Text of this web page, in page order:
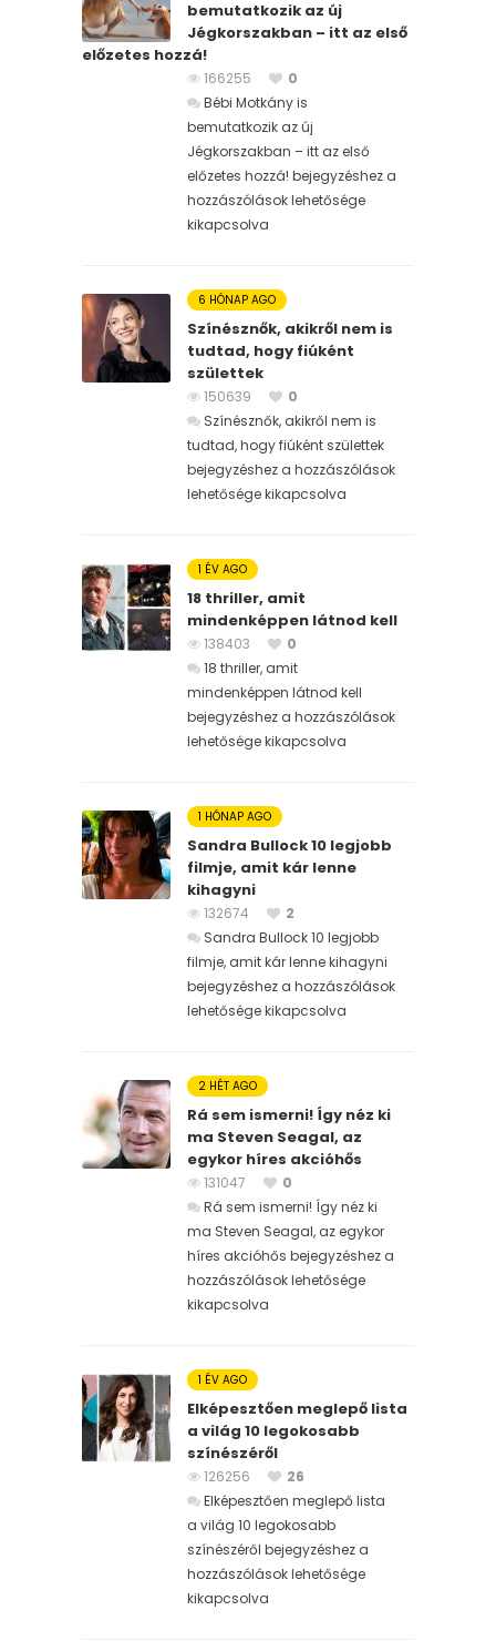
bemutatkozik az új
Jégkorszakban – itt az első
előzetes hozzá!
166255
0
Bébi Motkány is
bemutatkozik az új
Jégkorszakban – itt az első
előzetes hozzá! bejegyzéshez a
hozzászólások lehetősége
kikapcsolva
6 HÓNAP AGO
Színésznők, akikről nem is
tudtad, hogy fiúként
születtek
150639
0
Színésznők, akikről nem is
tudtad, hogy fiúként születtek
bejegyzéshez a hozzászólások
lehetősége kikapcsolva
1 ÉV AGO
18 thriller, amit
mindenképpen látnod kell
138403
0
18 thriller, amit
mindenképpen látnod kell
bejegyzéshez a hozzászólások
lehetősége kikapcsolva
1 HÓNAP AGO
Sandra Bullock 10 legjobb
filmje, amit kár lenne
kihagyni
132674
2
Sandra Bullock 10 legjobb
filmje, amit kár lenne kihagyni
bejegyzéshez a hozzászólások
lehetősége kikapcsolva
2 HÉT AGO
Rá sem ismerni! Így néz ki
ma Steven Seagal, az
egykor híres akcióhős
131047
0
Rá sem ismerni! Így néz ki
ma Steven Seagal, az egykor
híres akcióhős bejegyzéshez a
hozzászólások lehetősége
kikapcsolva
1 ÉV AGO
Elképesztően meglepő lista
a világ 10 legokosabb
színészéről
126256
26
Elképesztően meglepő lista
a világ 10 legokosabb
színészéről bejegyzéshez a
hozzászólások lehetősége
kikapcsolva